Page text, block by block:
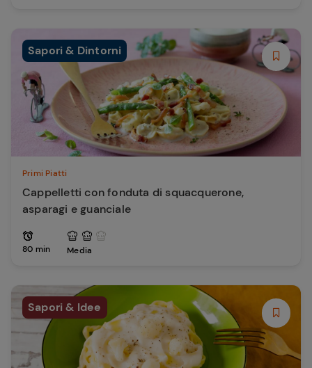
Sapori & Dintorni
Primi Piatti
Cappelletti con fonduta di squacquerone,
asparagi e guanciale
80 min Media
Sapori & Idee